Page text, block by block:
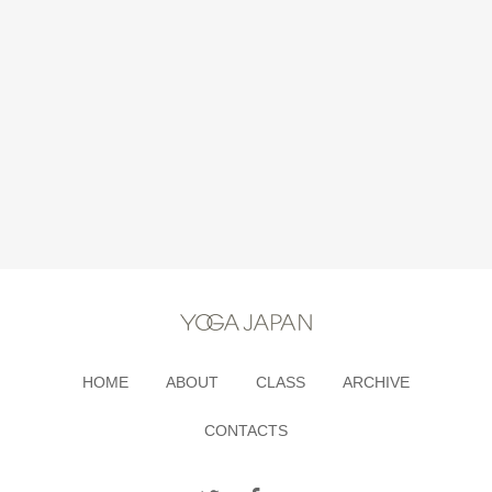
HOME ABOUT CLASS ARCHIVE
CONTACTS